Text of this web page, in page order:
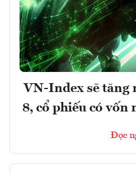
VN-Index sẽ tăng
8, cổ phiếu có vốn
Đọc